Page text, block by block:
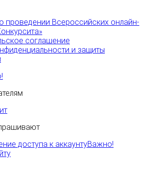
проведении Всероссийских онлайн-
соглашение
и защиты
доступа к аккаунтуВажно!